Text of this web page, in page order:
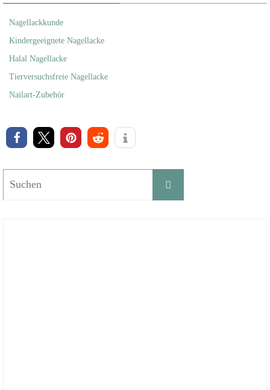
Nagellackkunde
Kindergeeignete Nagellacke
Halal Nagellacke
Tierversuchsfreie Nagellacke
Nailart-Zubehör